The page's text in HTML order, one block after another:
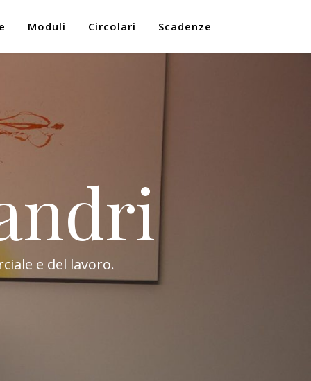
Moduli Circolari Scadenze
e del lavoro.